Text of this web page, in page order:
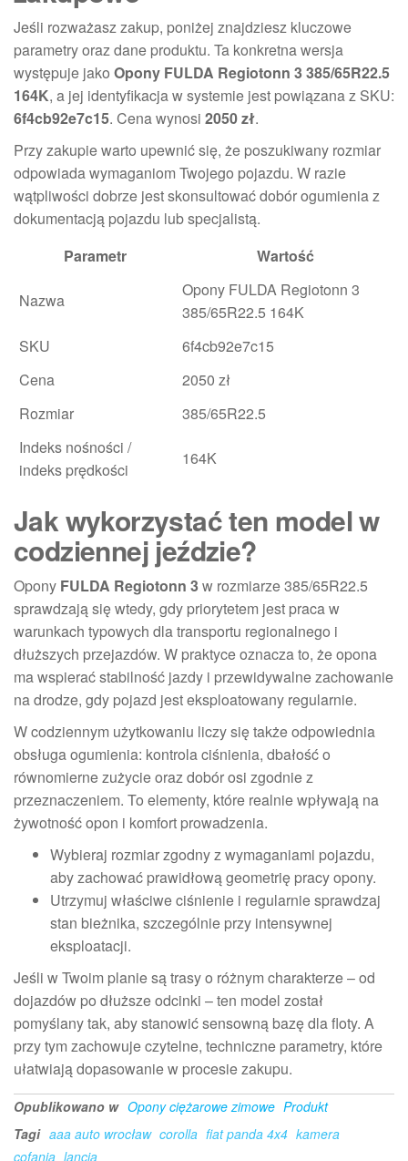
Jeśli rozważasz zakup, poniżej znajdziesz kluczowe
parametry oraz dane produktu. Ta konkretna wersja
występuje jako Opony FULDA Regiotonn 3 385/65R22.5
164K, a jej identyfikacja w systemie jest powiązana z SKU:
6f4cb92e7c15. Cena wynosi 2050 zł.
Przy zakupie warto upewnić się, że poszukiwany rozmiar
odpowiada wymaganiom Twojego pojazdu. W razie
wątpliwości dobrze jest skonsultować dobór ogumienia z
dokumentacją pojazdu lub specjalistą.
Parametr
Wartość
Nazwa
Opony FULDA Regiotonn 3
385/65R22.5 164K
SKU
6f4cb92e7c15
Cena
2050 zł
Rozmiar
385/65R22.5
Indeks nośności /
indeks prędkości
164K
Jak wykorzystać ten model w
codziennej jeździe?
Opony FULDA Regiotonn 3w rozmiarze 385/65R22.5
sprawdzają się wtedy, gdy priorytetem jest praca w
warunkach typowych dla transportu regionalnego i
dłuższych przejazdów. W praktyce oznacza to, że opona
ma wspierać stabilność jazdy i przewidywalne zachowanie
na drodze, gdy pojazd jest eksploatowany regularnie.
W codziennym użytkowaniu liczy się także odpowiednia
obsługa ogumienia: kontrola ciśnienia, dbałość o
równomierne zużycie oraz dobór osi zgodnie z
przeznaczeniem. To elementy, które realnie wpływają na
żywotność opon i komfort prowadzenia.
Wybieraj rozmiar zgodny z wymaganiami pojazdu,
aby zachować prawidłową geometrię pracy opony.
Utrzymuj właściwe ciśnienie i regularnie sprawdzaj
stan bieżnika, szczególnie przy intensywnej
eksploatacji.
Jeśli w Twoim planie są trasy o różnym charakterze – od
dojazdów po dłuższe odcinki – ten model został
pomyślany tak, aby stanowić sensowną bazę dla floty. A
przy tym zachowuje czytelne, techniczne parametry, które
ułatwiają dopasowanie w procesie zakupu.
Opublikowano w Opony ciężarowe zimowe Produkt
Tagi aaa auto wrocław corolla fiat panda 4x4 kamera
cofania lancia